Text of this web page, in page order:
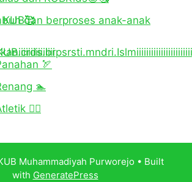
Muhammadiyah Purworejo • Built
with GeneratePress